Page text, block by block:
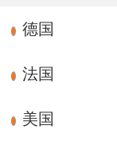
德国
法国
美国